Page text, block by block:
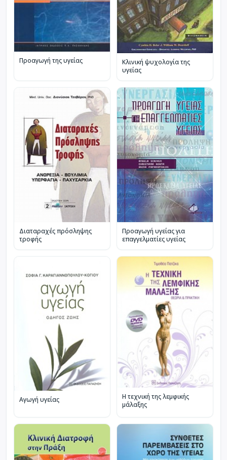
Προαγωγή της υγείας
Κλινική ψυχολογία της
υγείας
Διαταραχές πρόσληψης
τροφής
Προαγωγή υγείας για
επαγγελματίες υγείας
Αγωγή υγείας
Η τεχνική της λεμφικής
μάλαξης